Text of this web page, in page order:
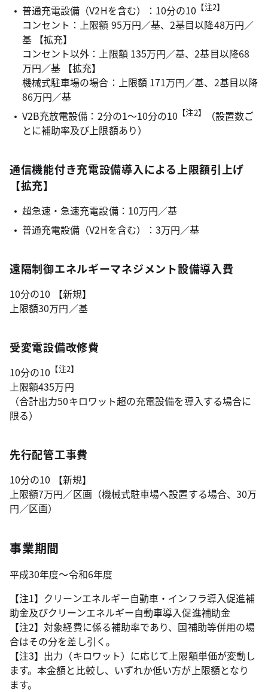
普通充電設備（V2Hを含む）：10分の10 【注2】
コンセント：上限額 95万円／基、2基目以降48万円／
基 【拡充】
コンセント以外：上限額 135万円／基、2基目以降68
万円／基 【拡充】
機械式駐車場の場合：上限額 171万円／基、2基目以降
86万円／基
V2B充放電設備：2分の1～10分の10 【注2】
（設置数ご
とに補助率及び上限額あり）
通信機能付き充電設備導入による上限額引上げ
【拡充】
超急速・急速充電設備：10万円／基
普通充電設備（V2Hを含む）：3万円／基
遠隔制御エネルギーマネジメント設備導入費
10分の10 【新規】
上限額30万円／基
受変電設備改修費
10分の10 【注2】
上限額435万円
（合計出力50キロワット超の充電設備を導入する場合に
限る）
先行配管工事費
10分の10 【新規】
上限額7万円／区画（機械式駐車場へ設置する場合、30万
円／区画）
事業期間
平成30年度～令和6年度
【注1】クリーンエネルギー自動車・インフラ導入促進補
助金及びクリーンエネルギー自動車導入促進補助金
【注2】対象経費に係る補助率であり、国補助等併用の場
合はその分を差し引く。
【注3】出力（キロワット）に応じて上限額単価が変動し
ます。本金額と比較し、いずれか低い方が上限額となり
ます。